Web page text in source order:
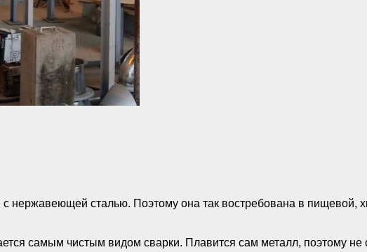
нержавеющей сталью. Поэтому она так востребована в пищевой,
самым чистым видом сварки. Плавится сам металл, поэтому не